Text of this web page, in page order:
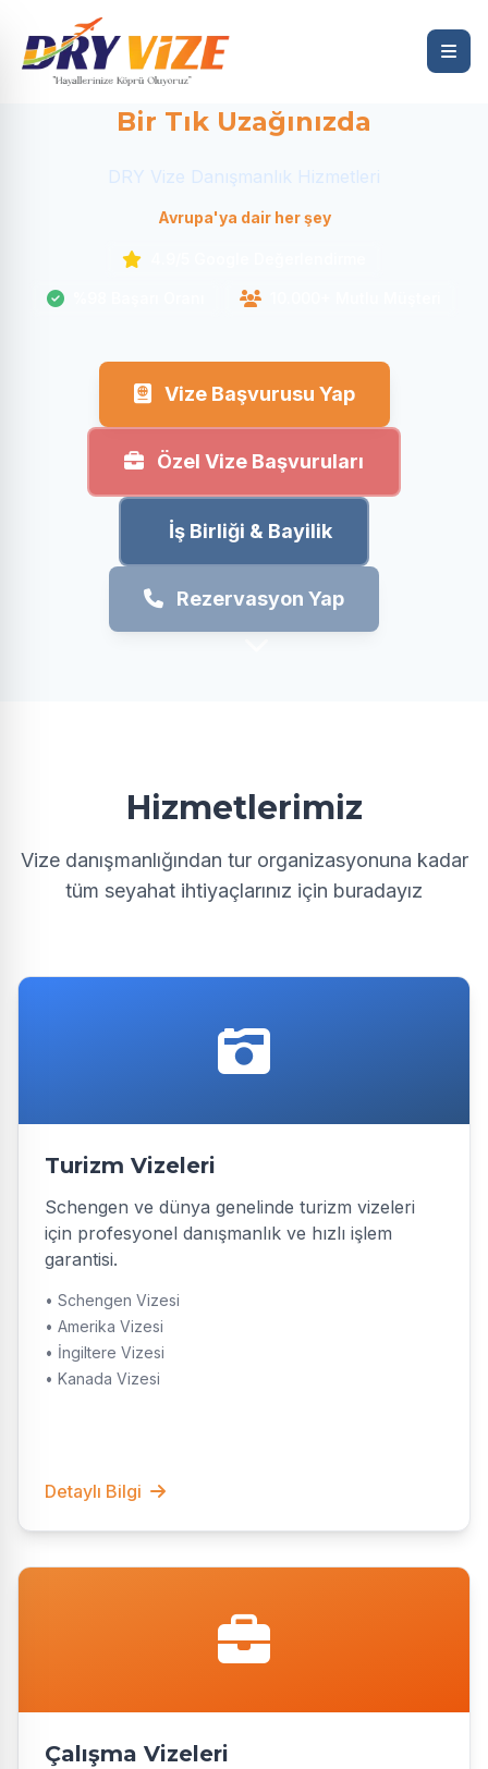
Hayalinizdeki Yolculuk
Bir Tık Uzağınızda
DRY Vize Danışmanlık Hizmetleri
Avrupa'ya dair her şey
Vize Başvurusu Yap
Özel Vize Başvuruları
İş Birliği & Bayilik
Rezervasyon Yap
Hizmetlerimiz
Vize danışmanlığından tur organizasyonuna kadar
tüm seyahat ihtiyaçlarınız için buradayız
Turizm Vizeleri
Schengen ve dünya genelinde turizm vizeleri
için profesyonel danışmanlık ve hızlı işlem
garantisi.
• Schengen Vizesi
• Amerika Vizesi
• İngiltere Vizesi
• Kanada Vizesi
Detaylı Bilgi
Çalışma Vizeleri